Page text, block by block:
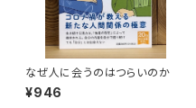
なぜ人に会うのはつらいのか
¥946